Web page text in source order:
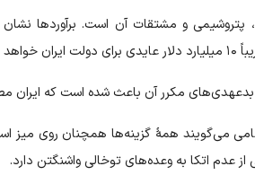
پتروشیمی و مشتقات آن است. برآوردها
بدعهدی‌های مکرر آن باعث شده است که ایران
می‌گویند همهٔ گزینه‌ها همچنان روی میز
از عدم اتکا به وعده‌های توخالی واشنگتن دارد.